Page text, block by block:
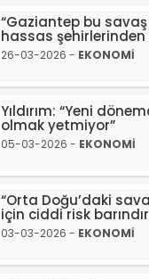
“Gaziantep bu
hassas şehirlerinden
26-03-2026 - EKONOMİ
Yıldırım: “Yeni
olmak yetmiyor”
05-03-2026 - EKONOMİ
“Orta Doğu’daki
için ciddi risk
03-03-2026 - EKONOMİ